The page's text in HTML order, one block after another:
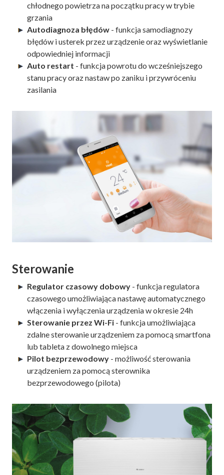
chłodnego powietrza na początku pracy w trybie
grzania
Autodiagnoza błędów - funkcja samodiagnozy
błędów i usterek przez urządzenie oraz wyświetlanie
odpowiedniej informacji
Auto restart - funkcja powrotu do wcześniejszego
stanu pracy oraz nastaw po zaniku i przywróceniu
zasilania
Sterowanie
Regulator czasowy dobowy - funkcja regulatora
czasowego umożliwiająca nastawę automatycznego
włączenia i wyłączenia urządzenia w okresie 24h
Sterowanie przez Wi-Fi - funkcja umożliwiająca
zdalne sterowanie urządzeniem za pomocą smartfona
lub tableta z dowolnego miejsca
Pilot bezprzewodowy - możliwość sterowania
urządzeniem za pomocą sterownika
bezprzewodowego (pilota)